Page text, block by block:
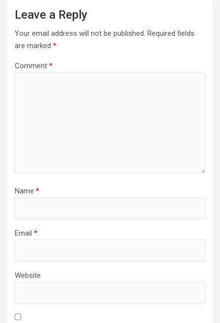
Leave a Reply
Your email address will not be published. Required fields
are marked *
Comment *
Name *
Email *
Website